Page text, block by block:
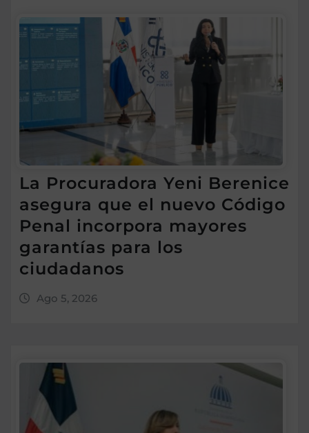
La Procuradora Yeni Berenice
asegura que el nuevo Código
Penal incorpora mayores
garantías para los
ciudadanos
Ago 5, 2026